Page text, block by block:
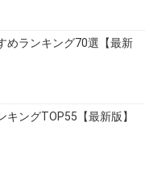
めランキング70選【最新
ングTOP55【最新版】